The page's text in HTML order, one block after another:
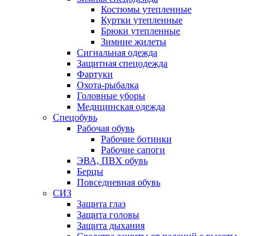
Костюмы утепленные
Куртки утепленные
Брюки утепленные
Зимние жилеты
Сигнальная одежда
Защитная спецодежда
Фартуки
Охота-рыбалка
Головные уборы
Медицинская одежда
Спецобувь
Рабочая обувь
Рабочие ботинки
Рабочие сапоги
ЭВА, ПВХ обувь
Берцы
Повседневная обувь
СИЗ
Защита глаз
Защита головы
Защита дыхания